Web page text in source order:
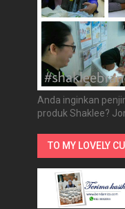
Anda inginkan
produk Shaklee?
TO MY LOVELY